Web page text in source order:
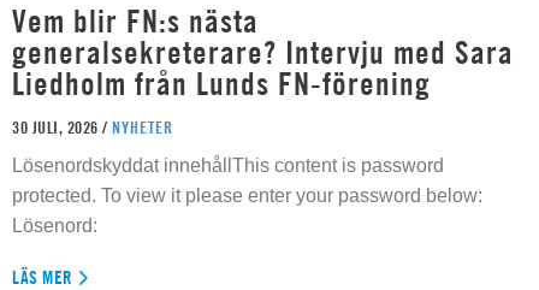
Vem blir FN:s nästa
generalsekreterare? Intervju med Sara
Liedholm från Lunds FN-förening
30 JULI, 2026 / NYHETER
Lösenordskyddat innehållThis content is password
protected. To view it please enter your password below:
Lösenord:
LÄS MER